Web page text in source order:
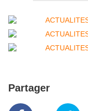
Partager